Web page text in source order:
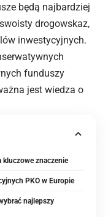
będą najbardziej
drogowskaz,
inwestycyjnych.
funduszy
jest wiedza o
kluczowe znaczenie
PKO w Europie
najlepszy